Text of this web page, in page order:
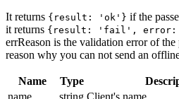
It returns {result: 'ok'} if the
it returns {result: 'fail', error:
errReason is the validation error of the
reason why you can not send an
Name Type